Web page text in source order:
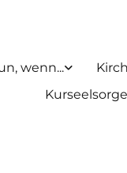
wenn...
Kurseelsorge